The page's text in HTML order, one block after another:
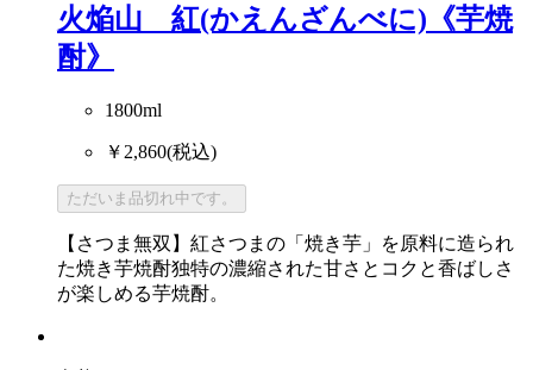
火焔山 紅(かえんざんべに)《芋焼
酎》
1800ml
￥2,860(税込)
ただいま品切れ中です。
【さつま無双】紅さつまの「焼き芋」を原料に造られ
た焼き芋焼酎独特の濃縮された甘さとコクと香ばしさ
が楽しめる芋焼酎。